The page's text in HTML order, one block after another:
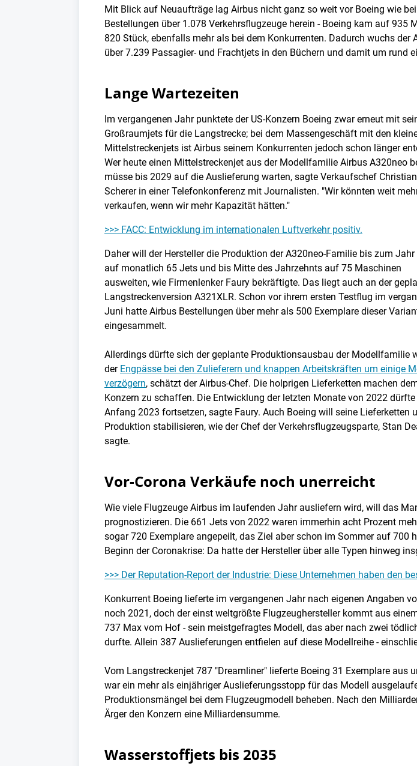
Mit Blick auf Neuaufträge lag Airbus nicht ganz so weit vor Boeing wie
Bestellungen über 1.078 Verkehrsflugzeuge herein - Boeing kam auf
820 Stück, ebenfalls mehr als bei dem Konkurrenten. Dadurch wuchs
über 7.239 Passagier- und Frachtjets in den Büchern und damit um rund
Lange Wartezeiten
Im vergangenen Jahr punktete der US-Konzern Boeing zwar erneut mit
Großraumjets für die Langstrecke; bei dem Massengeschäft mit den
Mittelstreckenjets ist Airbus seinem Konkurrenten jedoch schon länger
Wer heute einen Mittelstreckenjet aus der Modellfamilie Airbus A320neo
müsse bis 2029 auf die Auslieferung warten, sagte Verkaufschef Christian
Scherer in einer Telefonkonferenz mit Journalisten. "Wir könnten weit
verkaufen, wenn wir mehr Kapazität hätten."
>>> FACC: Entwicklung im internationalen Luftverkehr positiv.
Daher will der Hersteller die Produktion der A320neo-Familie bis zum
auf monatlich 65 Jets und bis Mitte des Jahrzehnts auf 75 Maschinen
ausweiten, wie Firmenlenker Faury bekräftigte. Das liegt auch an der
Langstreckenversion A321XLR. Schon vor ihrem ersten Testflug im
Juni hatte Airbus Bestellungen über mehr als 500 Exemplare dieser
eingesammelt.
Allerdings dürfte sich der geplante Produktionsausbau der Modellfamilie
der Engpässe bei den Zulieferern und knappen Arbeitskräften um einige
verzögern, schätzt der Airbus-Chef. Die holprigen Lieferketten machen
Konzern zu schaffen. Die Entwicklung der letzten Monate von 2022
Anfang 2023 fortsetzen, sagte Faury. Auch Boeing will seine Lieferketten
Produktion stabilisieren, wie der Chef der Verkehrsflugzeugsparte, Stan
sagte.
Vor-Corona Verkäufe noch unerreicht
Wie viele Flugzeuge Airbus im laufenden Jahr ausliefern wird, will das
prognostizieren. Die 661 Jets von 2022 waren immerhin acht Prozent
sogar 720 Exemplare angepeilt, das Ziel aber schon im Sommer auf
Beginn der Coronakrise: Da hatte der Hersteller über alle Typen hinweg
>>> Der Reputation-Report der Industrie: Diese Unternehmen haben den
Konkurrent Boeing lieferte im vergangenen Jahr nach eigenen Angaben
noch 2021, doch der einst weltgrößte Flugzeughersteller kommt aus
737 Max vom Hof - sein meistgefragtes Modell, das aber nach zwei
durfte. Allein 387 Auslieferungen entfielen auf diese Modellreihe -
Vom Langstreckenjet 787 "Dreamliner" lieferte Boeing 31 Exemplare
war ein mehr als einjähriger Auslieferungsstopp für das Modell
Produktionsmängel bei dem Flugzeugmodell beheben. Nach den
Ärger den Konzern eine Milliardensumme.
Wasserstoffjets bis 2035